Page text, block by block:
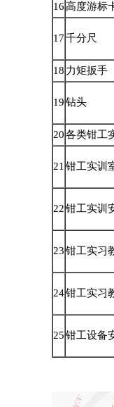
16高度游标
17千分尺
18 力矩扳手
19钻头
20各类钳工
21钳工实训
22钳工实训
23钳工实习
24钳工实习
25钳工设备
选配产